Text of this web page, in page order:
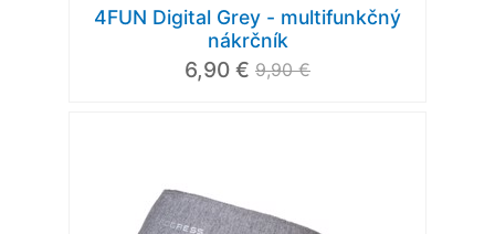
4FUN Digital Grey - multifunkčný
nákrčník
6,90 € 9,90 €